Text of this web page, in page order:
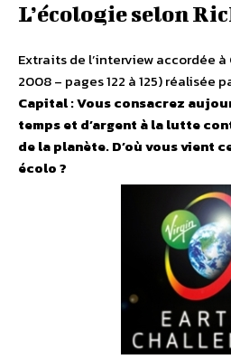
L’écologie selon
Extraits de l’interview accordée
2008 – pages 122 à 125) réalisée
Capital : Vous consacrez
temps et d’argent à la lutte
de la planète. D’où vous vient
écolo ?